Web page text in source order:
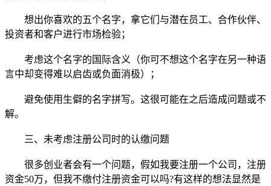
想出你喜欢的五个名字，拿它们与潜在员工、合作伙伴、
投资者和客户进行市场检验；
考虑这个名字的国际含义（你可不想这个名字在另一种语
言中却变得难以启齿或负面消极）；
避免使用生僻的名字拼写。这很可能在之后造成问题或不
解。
三、未考虑注册公司时的认缴问题
很多创业者会有一个问题，假如我要注册一个公司，注册
资金50万，但我不缴付注册资金可以吗?有这样的想法显然是